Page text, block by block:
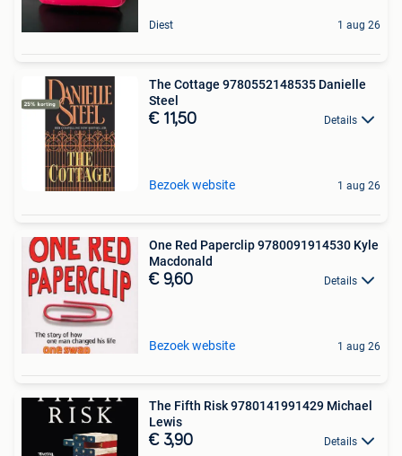
Diest 1 aug 26
The Cottage 9780552148535 Danielle
Steel
€ 11,50 Details
Bezoek website 1 aug 26
One Red Paperclip 9780091914530 Kyle
Macdonald
€ 9,60 Details
Bezoek website 1 aug 26
The Fifth Risk 9780141991429 Michael
Lewis
€ 3,90 Details